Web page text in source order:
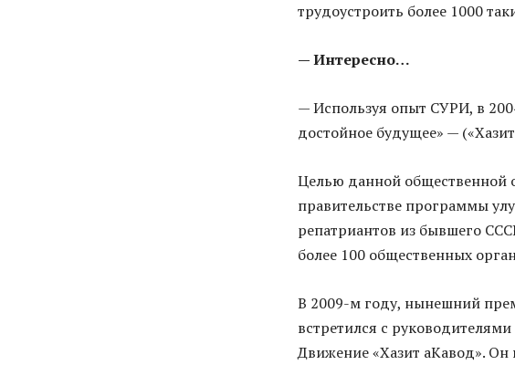
трудоустроить более 1000
— Интересно…
— Используя опыт СУРИ, в
достойное будущее» —
Целью данной общественной
правительстве программы
репатриантов из бывшего
более 100 общественных
В 2009-м году, нынешний
встретился с
Движение «Хазит аКавод». Он